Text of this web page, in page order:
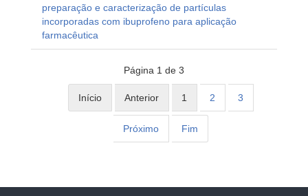
preparação e caracterização de partículas
incorporadas com ibuprofeno para aplicação
farmacêutica
Página 1 de 3
Início Anterior 1 2 3
Próximo Fim